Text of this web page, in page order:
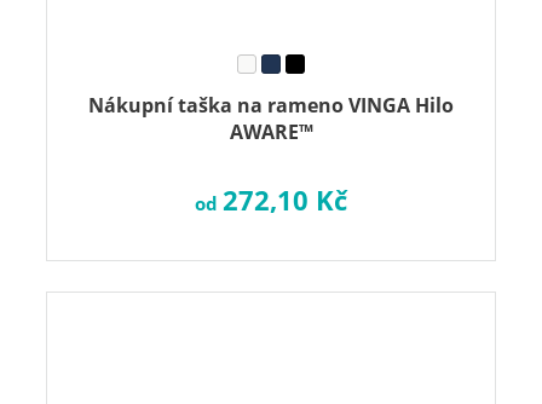
Nákupní taška na rameno VINGA Hilo
AWARE™
od 272,10 Kč